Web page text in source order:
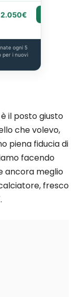
2.050€
ogni 5
per i nuovi
il posto giusto
che volevo,
piena fiducia di
facendo
ancora meglio
fresco